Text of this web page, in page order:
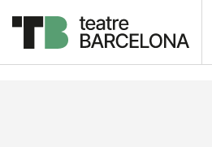
Descripció Fitxa artística